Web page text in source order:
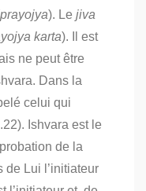
prayojya). Le jiva
karta). Il est
ne peut être
Dans la
celui qui
Ishvara est le
de la
de Lui l’initiateur